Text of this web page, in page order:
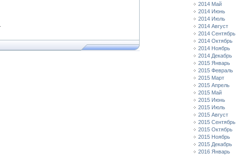
2014 Май
2014 Июнь
2014 Июль
2014 Август
2014 Сентябрь
2014 Октябрь
2014 Ноябрь
2014 Декабрь
2015 Январь
2015 Февраль
2015 Март
2015 Апрель
2015 Май
2015 Июнь
2015 Июль
2015 Август
2015 Сентябрь
2015 Октябрь
2015 Ноябрь
2015 Декабрь
2016 Январь